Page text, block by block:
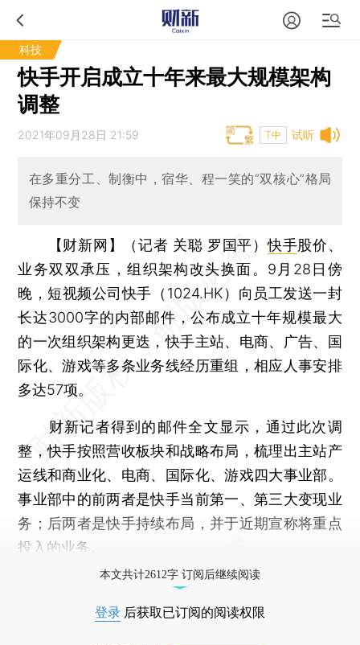
科技
快手开启成立十年来最大规模架构
调整
试听
2021年09月28日 21:59 T中
在多重分工、制衡中，宿华、程一笑的“双核心”格局
保持不变
【财新网】（记者 关聪 罗国平）快手股价、
业务双双承压，组织架构改头换面。9月28日傍
晚，短视频公司快手（1024.HK）向员工发送一封
长达3000字的内部邮件，公布成立十年规模最大
的一次组织架构更迭，快手主站、电商、广告、国
际化、游戏等多条业务线经历重组，相应人事安排
多达57项。
财新记者得到的邮件全文显示，通过此次调
整，快手按照营收板块和战略布局，梳理出主站产
运线和商业化、电商、国际化、游戏四大事业部。
事业部中的前两者是快手当前第一、第三大变现业
务；后两者是快手持续布局，并于近期宣称将重点
投入的业务。
本文共计2612字 订阅后继续阅读
登录 后获取已订阅的阅读权限